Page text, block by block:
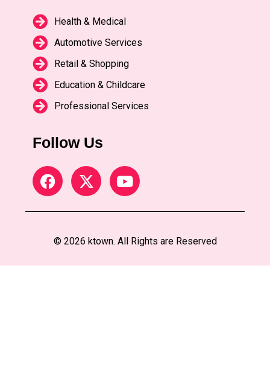
Health & Medical
Automotive Services
Retail & Shopping
Education & Childcare
Professional Services
Follow Us
© 2026 ktown. All Rights are Reserved